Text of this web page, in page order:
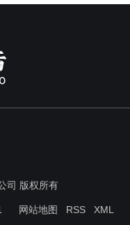
司 版权所有
网站地图 RSS XML